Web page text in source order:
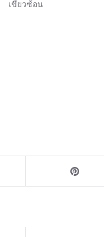
เขี้ยวซ้อน